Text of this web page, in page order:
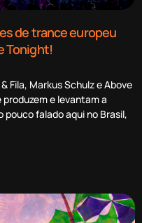
de trance europeu
Tonight!
Fila, Markus Schulz e Above
e levantam a
falado aqui no Brasil,